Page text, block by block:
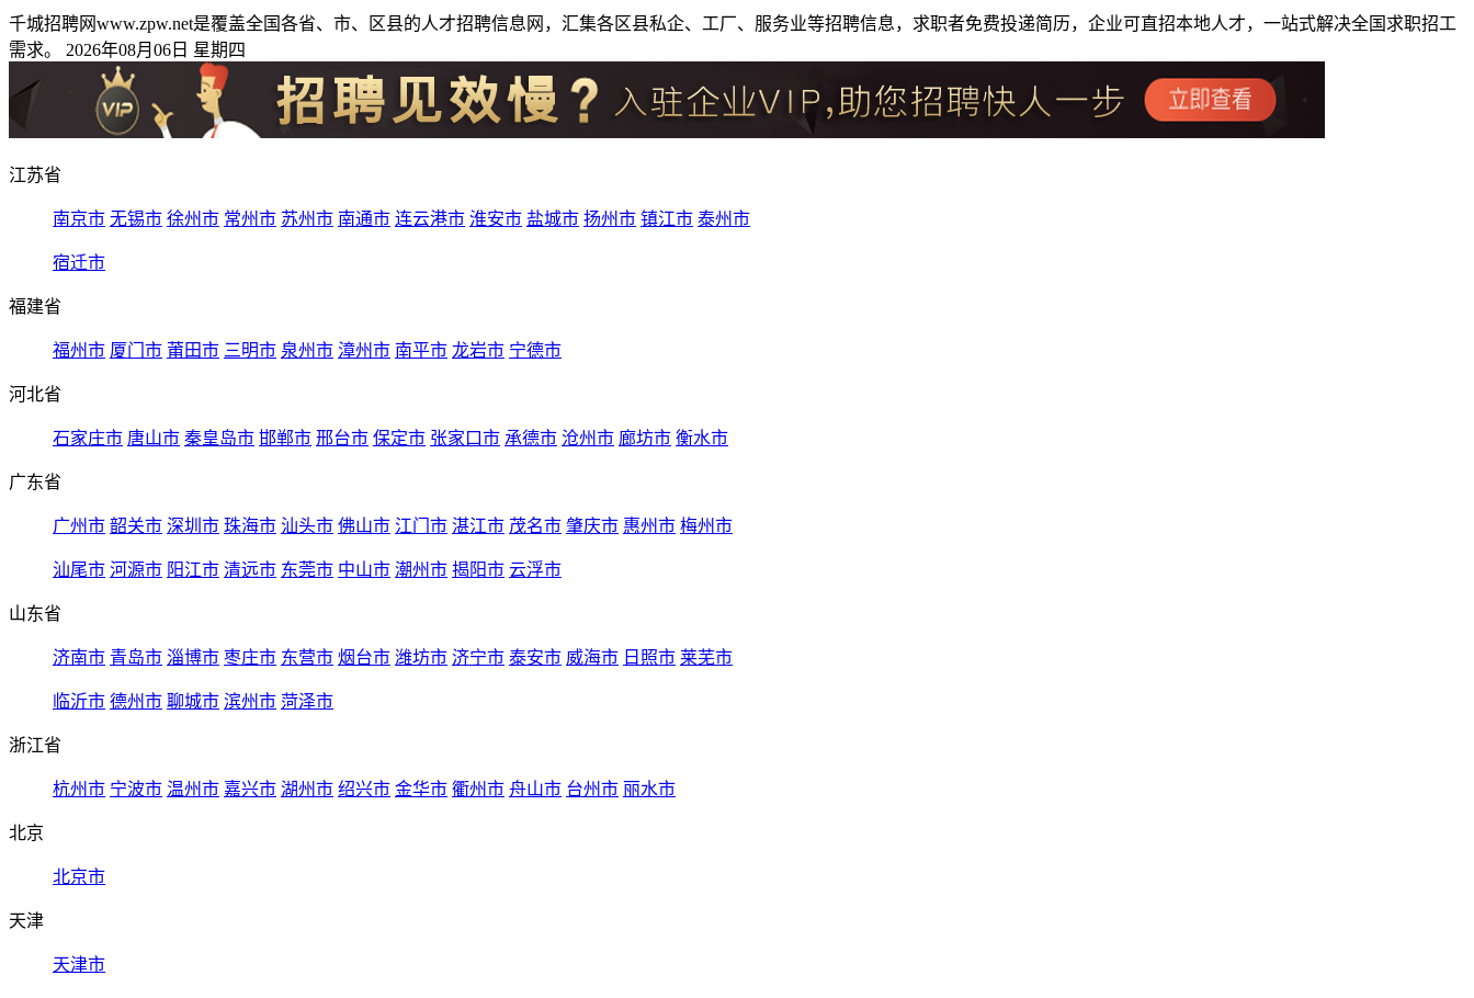
千城招聘网www.zpw.net是覆盖全国各省、市、区县的人才招聘信息网，汇集各区县私企、工厂、服务业等招聘信息，求职者免费投递简历，企业可直招本地人才，一站式解决全国求职招工
需求。 2026年08月06日 星期四
江苏省
南京市 无锡市 徐州市 常州市 苏州市 南通市 连云港市 淮安市 盐城市 扬州市 镇江市 泰州市
宿迁市
福建省
福州市 厦门市 莆田市 三明市 泉州市 漳州市 南平市 龙岩市 宁德市
河北省
石家庄市 唐山市 秦皇岛市 邯郸市 邢台市 保定市 张家口市 承德市 沧州市 廊坊市 衡水市
广东省
广州市 韶关市 深圳市 珠海市 汕头市 佛山市 江门市 湛江市 茂名市 肇庆市 惠州市 梅州市
汕尾市 河源市 阳江市 清远市 东莞市 中山市 潮州市 揭阳市 云浮市
山东省
济南市 青岛市 淄博市 枣庄市 东营市 烟台市 潍坊市 济宁市 泰安市 威海市 日照市 莱芜市
临沂市 德州市 聊城市 滨州市 菏泽市
浙江省
杭州市 宁波市 温州市 嘉兴市 湖州市 绍兴市 金华市 衢州市 舟山市 台州市 丽水市
北京
北京市
天津
天津市